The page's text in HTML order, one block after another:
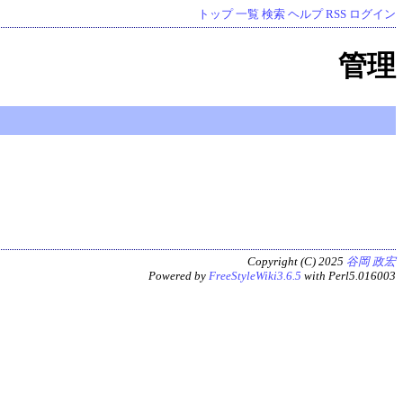
トップ 一覧 検索 ヘルプ RSS ログイン
管理
Copyright (C) 2025 谷岡 政宏
Powered by FreeStyleWiki3.6.5 with Perl5.016003